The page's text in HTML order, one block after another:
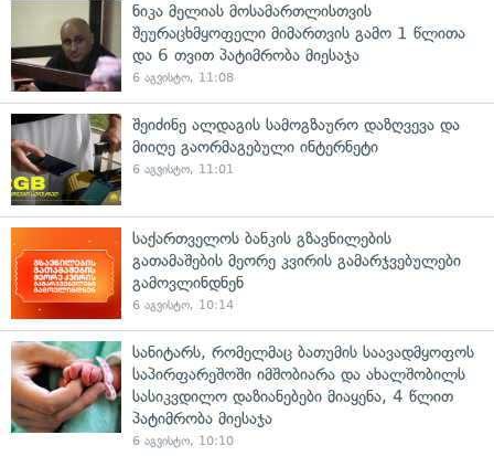
ნიკა მელიას მოსამართლისთვის
შეურაცხმყოფელი მიმართვის გამო 1 წლითა
და 6 თვით პატიმრობა მიესაჯა
6 აგვისტო, 11:08
შეიძინე ალდაგის სამოგზაურო დაზღვევა და
მიიღე გაორმაგებული ინტერნეტი
6 აგვისტო, 11:01
საქართველოს ბანკის გზავნილების
გათამაშების მეორე კვირის გამარჯვებულები
გამოვლინდნენ
6 აგვისტო, 10:14
სანიტარს, რომელმაც ბათუმის საავადმყოფოს
საპირფარეშოში იმშობიარა და ახალშობილს
სასიკვდილო დაზიანებები მიაყენა, 4 წლით
პატიმრობა მიესაჯა
6 აგვისტო, 10:10